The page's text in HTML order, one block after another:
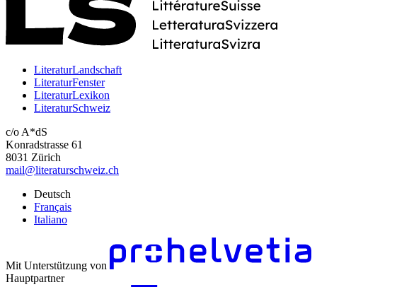
LiteraturLandschaft
LiteraturFenster
LiteraturLexikon
LiteraturSchweiz
c/o A*dS
Konradstrasse 61
8031 Zürich
mail@literaturschweiz.ch
Deutsch
Français
Italiano
Mit Unterstützung von
Hauptpartner